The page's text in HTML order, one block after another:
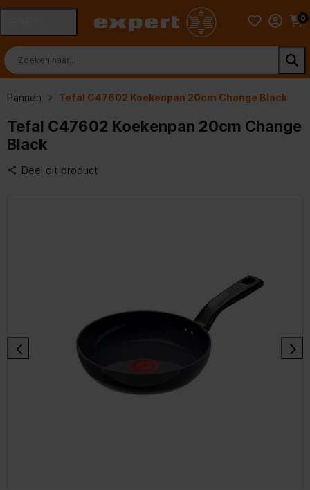
0
Pannen Tefal C47602 Koekenpan 20cm Change Black
Tefal C47602 Koekenpan 20cm Change
Black
Deel dit product